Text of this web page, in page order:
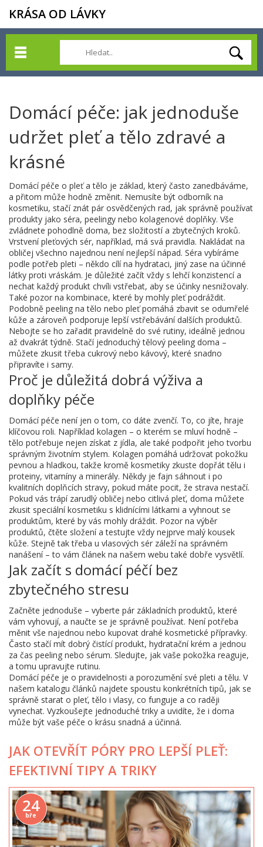
KRÁSA OD LÁVKY
Domácí péče: jak jednoduše
udržet pleť a tělo zdravé a
krásné
Domácí péče o pleť a tělo je základ, který často zanedbáváme,
a přitom může hodně změnit. Nemusíte být odborník na
kosmetiku, stačí znát pár osvědčených rad, jak správně používat
produkty jako séra, peelingy nebo kolagenové doplňky. Vše
zvládnete pohodlně doma, bez složitostí a zbytečných kroků.
Vrstvení pleťových sér, například, má svá pravidla. Nakládat na
obličej všechno najednou není nejlepší nápad. Séra vybíráme
podle potřeb pleti – někdo cílí na hydrataci, jiný zase na účinné
látky proti vráskám. Je důležité začít vždy s lehčí konzistencí a
nechat každý produkt chvíli vstřebat, aby se účinky nesnižovaly.
Také pozor na kombinace, které by mohly pleť podráždit.
Podobně peeling na tělo nebo pleť pomáhá zbavit se odumřelé
kůže a zároveň podporuje lepší vstřebávání dalších produktů.
Nebojte se ho zařadit pravidelně do své rutiny, ideálně jednou
až dvakrát týdně. Stačí jednoduchý tělový peeling doma –
můžete zkusit třeba cukrový nebo kávový, které snadno
připravíte i samy.
Proč je důležitá dobrá výživa a
doplňky péče
Domácí péče není jen o tom, co dáte zvenčí. To, co jíte, hraje
klíčovou roli. Například kolagen – o kterém se mluví hodně –
tělo potřebuje nejen získat z jídla, ale také podpořit jeho tvorbu
správným životním stylem. Kolagen pomáhá udržovat pokožku
pevnou a hladkou, takže kromě kosmetiky zkuste dopřát tělu i
proteiny, vitamíny a minerály. Někdy je fajn sáhnout i po
kvalitních doplňcích stravy, pokud máte pocit, že strava nestačí.
Pokud vás trápí zarudlý obličej nebo citlivá pleť, doma můžete
zkusit speciální kosmetiku s klidnícími látkami a vyhnout se
produktům, které by vás mohly dráždit. Pozor na výběr
produktů, čtěte složení a testujte vždy nejprve malý kousek
kůže. Stejně tak třeba u vlasových sér záleží na správném
nanášení – to vám článek na našem webu také dobře vysvětlí.
Jak začít s domácí péčí bez
zbytečného stresu
Začněte jednoduše – vyberte pár základních produktů, které
vám vyhovují, a naučte se je správně používat. Není potřeba
měnit vše najednou nebo kupovat drahé kosmetické přípravky.
Často stačí mít dobrý čistící produkt, hydratační krém a jednou
za čas peeling nebo sérum. Sledujte, jak vaše pokožka reaguje,
a tomu upravujte rutinu.
Domácí péče je o pravidelnosti a porozumění své pleti a tělu. V
našem katalogu článků najdete spoustu konkrétních tipů, jak se
správně starat o pleť, tělo i vlasy, co funguje a co raději
vynechat. Vyzkoušejte jednoduché triky a uvidíte, že i doma
může být vaše péče o krásu snadná a účinná.
JAK OTEVŘÍT PÓRY PRO LEPŠÍ PLEŤ:
EFEKTIVNÍ TIPY A TRIKY
24
bře